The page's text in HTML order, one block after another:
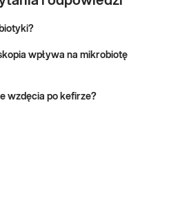
wpływa na mikrobiotę
wzdęcia po kefirze?